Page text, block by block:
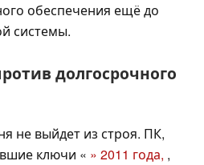
обеспечения ещё до
системы.
долгосрочного
не выйдет из строя. ПК,
ключи « » 2011 года, ,